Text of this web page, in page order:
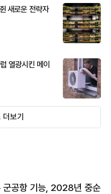
새로운 전략자
열광시킨 메이
더보기
공항 기능, 2028년 중순